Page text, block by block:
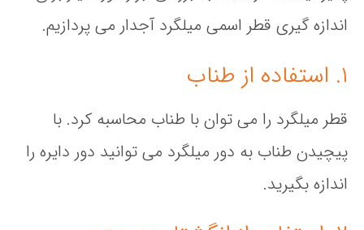
اندازه گیری قطر اسمی میلگرد آجدار می پردازیم.
قطر میلگرد را می توان با طناب محاسبه کرد. با
پیچیدن طناب به دور میلگرد می توانید دور دایره را
اندازه بگیرید.